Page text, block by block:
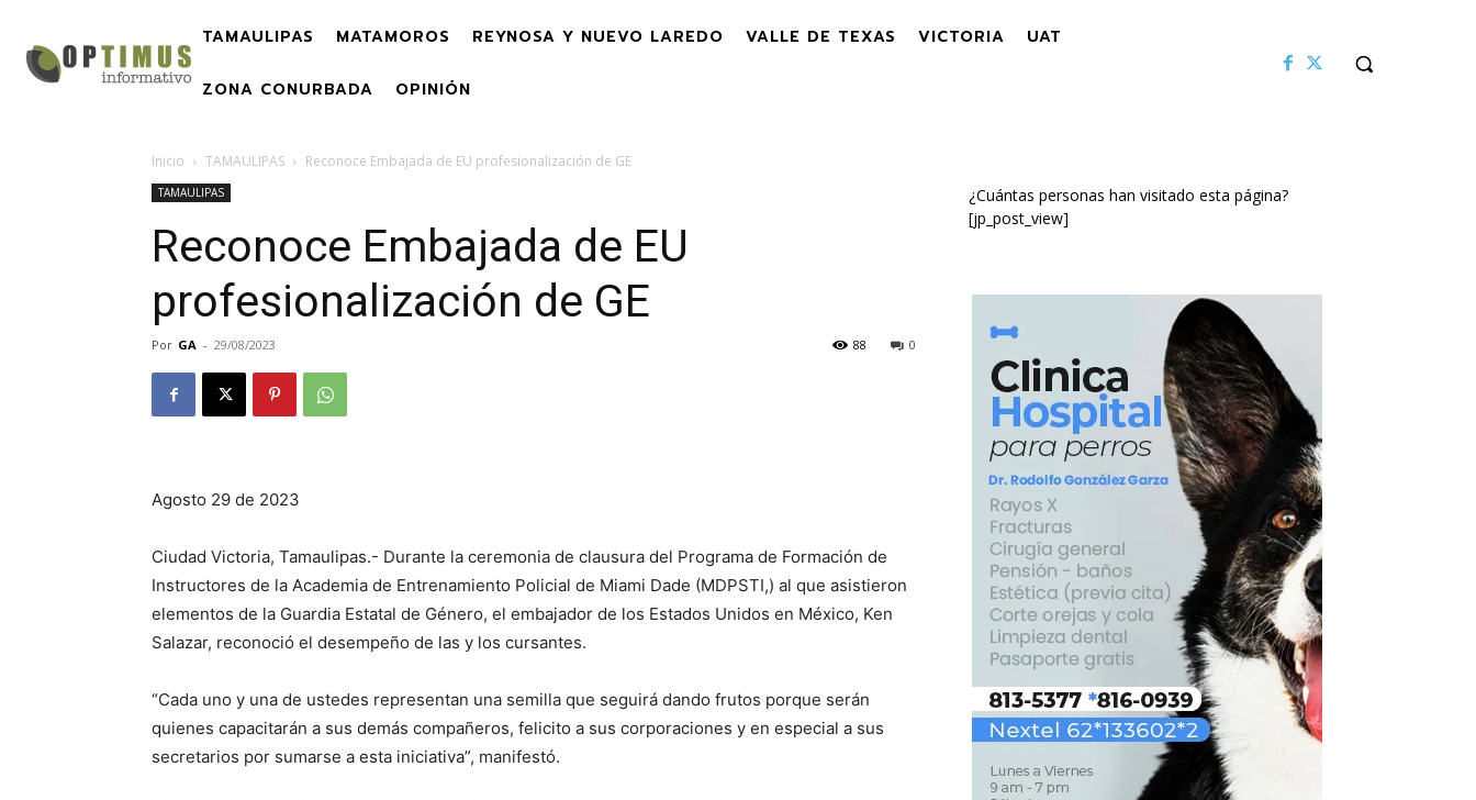
TAMAULIPAS MATAMOROS REYNOSA Y NUEVO LAREDO VALLE DE TEXAS VICTORIA UAT
ZONA CONURBADA OPINIÓN
Inicio TAMAULIPAS Reconoce Embajada de EU profesionalización de GE
TAMAULIPAS
Reconoce Embajada de EU
profesionalización de GE
Por GA - 29/08/2023 0
88
Agosto 29 de 2023
Ciudad Victoria, Tamaulipas.- Durante la ceremonia de clausura del Programa de Formación de
Instructores de la Academia de Entrenamiento Policial de Miami Dade (MDPSTI,) al que asistieron
elementos de la Guardia Estatal de Género, el embajador de los Estados Unidos en México, Ken
Salazar, reconoció el desempeño de las y los cursantes.
“Cada uno y una de ustedes representan una semilla que seguirá dando frutos porque serán
quienes capacitarán a sus demás compañeros, felicito a sus corporaciones y en especial a sus
secretarios por sumarse a esta iniciativa”, manifestó.
¿Cuántas personas han visitado esta página?
[jp_post_view]